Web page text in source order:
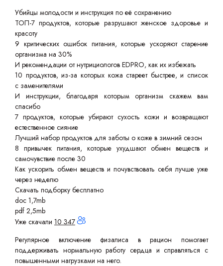
Убийцы молодости и инструкция по её сохранению
ТОП-7 продуктов, которые разрушают женское здоровье и
красоту
9 критических ошибок питания, которые ускоряют старение
организма на 30%
И рекомендации от нутрициологов EDPRO, как их избежать
10 продуктов, из-за которых кожа стареет быстрее, и список
с заменителями
И инструкции, благодаря которым организм скажем вам
спасибо
7 продуктов, которые убирают сухость кожи и возвращают
естественное сияние
Лучший набор продуктов для заботы о коже в зимний сезон
8 привычек питания, которые ухудшают обмен веществ и
самочувствие после 30
Как ускорить обмен веществ и почувствовать себя лучше уже
через неделю
Скачать подборку бесплатно
doc 1,7mb
pdf 2,5mb
Уже скачали 10 347
Регулярное включение физалиса в рацион помогает
поддерживать нормальную работу сердца и справляться с
повышенными нагрузками на него.